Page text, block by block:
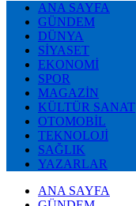
ANA SAYFA
GÜNDEM
DÜNYA
SİYASET
EKONOMİ
SPOR
MAGAZİN
KÜLTÜR SANAT
OTOMOBİL
TEKNOLOJİ
SAĞLIK
YAZARLAR
ANA SAYFA